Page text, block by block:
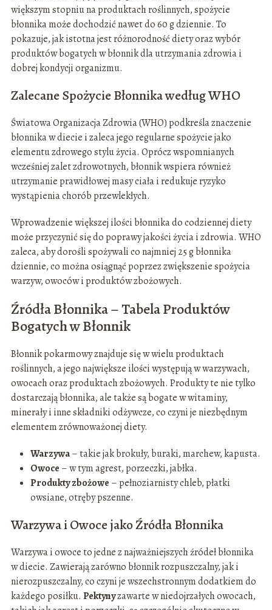
większym stopniu na produktach roślinnych, spożycie
błonnika może dochodzić nawet do 60 g dziennie. To
pokazuje, jak istotna jest różnorodność diety oraz wybór
produktów bogatych w błonnik dla utrzymania zdrowia i
dobrej kondycji organizmu.
Zalecane Spożycie Błonnika według WHO
Światowa Organizacja Zdrowia (WHO) podkreśla znaczenie
błonnika w diecie i zaleca jego regularne spożycie jako
elementu zdrowego stylu życia. Oprócz wspomnianych
wcześniej zalet zdrowotnych, błonnik wspiera również
utrzymanie prawidłowej masy ciała i redukuje ryzyko
wystąpienia chorób przewlekłych.
Wprowadzenie większej ilości błonnika do codziennej diety
może przyczynić się do poprawy jakości życia i zdrowia. WHO
zaleca, aby dorośli spożywali co najmniej 25 g błonnika
dziennie, co można osiągnąć poprzez zwiększenie spożycia
warzyw, owoców i produktów zbożowych.
Źródła Błonnika – Tabela Produktów
Bogatych w Błonnik
Błonnik pokarmowy znajduje się w wielu produktach
roślinnych, a jego największe ilości występują w warzywach,
owocach oraz produktach zbożowych. Produkty te nie tylko
dostarczają błonnika, ale także są bogate w witaminy,
minerały i inne składniki odżywcze, co czyni je niezbędnym
elementem zrównoważonej diety.
Warzywa– takie jak brokuły, buraki, marchew, kapusta.
Owoce – w tym agrest, porzeczki, jabłka.
Produkty zbożowe – pełnoziarnisty chleb, płatki
owsiane, otręby pszenne.
Warzywa i Owoce jako Źródła Błonnika
Warzywa i owoce to jedne z najważniejszych źródeł błonnika
w diecie. Zawierają zarówno błonnik rozpuszczalny, jak i
nierozpuszczalny, co czyni je wszechstronnym dodatkiem do
każdego posiłku. Pektynyzawarte w niedojrzałych owocach,